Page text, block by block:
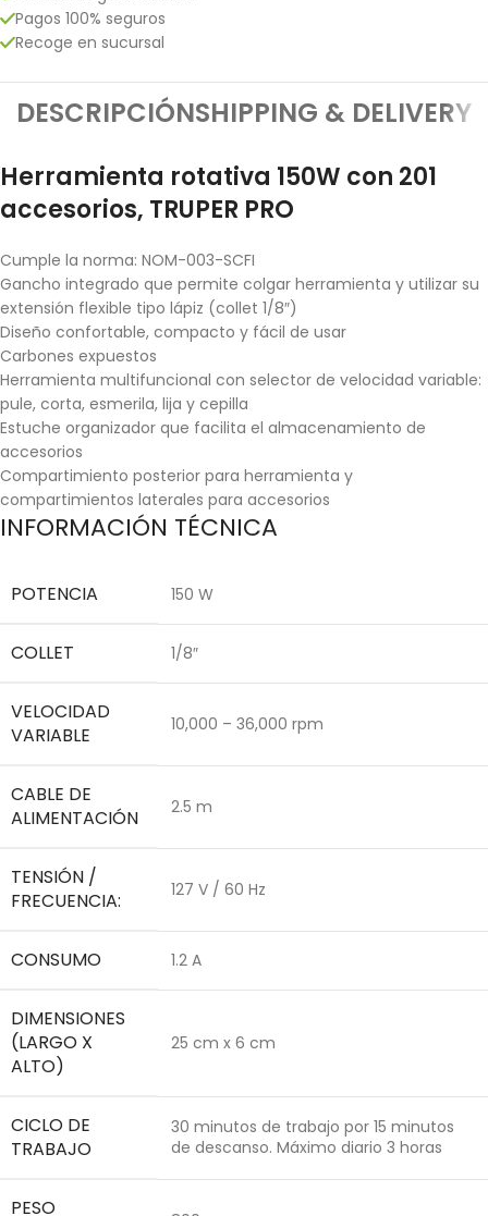
Pagos 100% seguros
Recoge en sucursal
DESCRIPCIÓNSHIPPING & DELIVERY
Herramienta rotativa 150W con 201
accesorios, TRUPER PRO
Cumple la norma: NOM-003-SCFI
Gancho integrado que permite colgar herramienta y utilizar su
extensión flexible tipo lápiz (collet 1/8″)
Diseño confortable, compacto y fácil de usar
Carbones expuestos
Herramienta multifuncional con selector de velocidad variable:
pule, corta, esmerila, lija y cepilla
Estuche organizador que facilita el almacenamiento de
accesorios
Compartimiento posterior para herramienta y
compartimientos laterales para accesorios
INFORMACIÓN TÉCNICA
POTENCIA 150 W
COLLET 1/8″
VELOCIDAD
VARIABLE
10,000 – 36,000 rpm
CABLE DE
ALIMENTACIÓN
2.5 m
TENSIÓN /
FRECUENCIA:
127 V / 60 Hz
CONSUMO 1.2 A
DIMENSIONES
(LARGO X
ALTO)
25 cm x 6 cm
CICLO DE
TRABAJO
30 minutos de trabajo por 15 minutos
de descanso. Máximo diario 3 horas
PESO